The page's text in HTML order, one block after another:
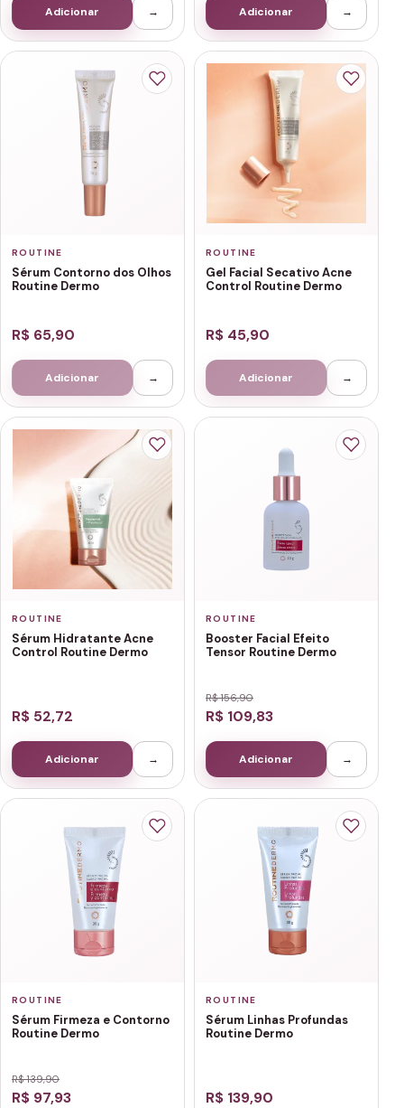
Adicionar → Adicionar →
ROUTINE
Sérum Contorno dos Olhos
Routine Dermo
R$ 65,90
Adicionar →
ROUTINE
Gel Facial Secativo Acne
Control Routine Dermo
R$ 45,90
Adicionar →
ROUTINE
Sérum Hidratante Acne
Control Routine Dermo
R$ 52,72
Adicionar →
ROUTINE
Booster Facial Efeito
Tensor Routine Dermo
R$ 156,90
R$ 109,83
Adicionar →
ROUTINE
Sérum Firmeza e Contorno
Routine Dermo
R$ 139,90
R$ 97,93
ROUTINE
Sérum Linhas Profundas
Routine Dermo
R$ 139,90